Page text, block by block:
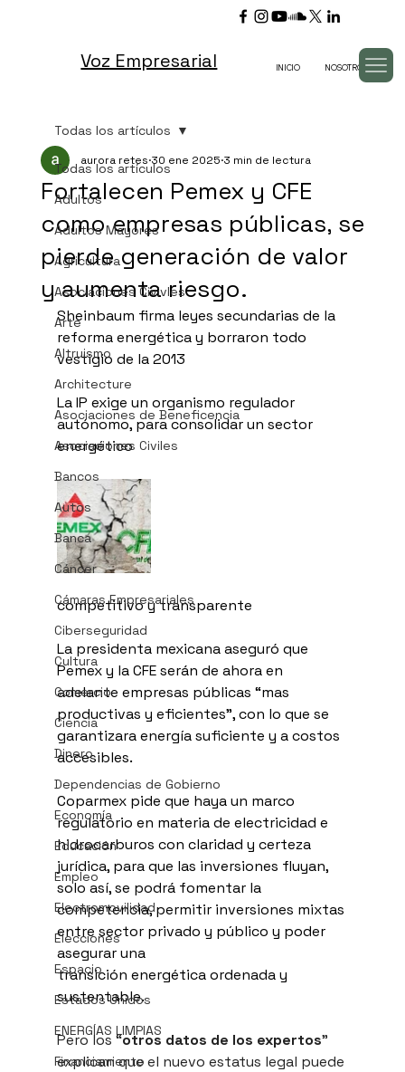
Voz Empresarial INICIO NOSOTROS
Todas los artículos
Adultos
Adultos Mayores
Agricultura
Asociaciones Civivles
Arte
Altruismo
Architecture
Asociaciones de Beneficencia
Asociaciones Civiles
Bancos
Autos
Banca
Cáncer
Cámaras Empresariales
Ciberseguridad
Cultura
Comercio
Ciencia
Dinero
Dependencias de Gobierno
Economía
Educación
Empleo
Electromovilidad
Elecciones
Espacio
Estados Unidos
ENERGÍAS LIMPIAS
Financiamiento
Todas los artículos
Fortalecen Pemex y CFE
como empresas públicas, se
pierde generación de valor
y aumenta riesgo.
aurora retes 30 ene 2025 3 min de lectura
Sheinbaum firma leyes secundarias de la
reforma energética y borraron todo
vestigio de la 2013
La IP exige un organismo regulador
autónomo, para consolidar un sector
energético
competitivo y transparente
La presidenta mexicana aseguró que
Pemex y la CFE serán de ahora en
adelante empresas públicas “mas
productivas y eficientes”, con lo que se
garantizara energía suficiente y a costos
accesibles.
Coparmex pide que haya un marco
regulatorio en materia de electricidad e
hidrocarburos con claridad y certeza
jurídica, para que las inversiones fluyan,
solo así, se podrá fomentar la
competencia, permitir inversiones mixtas
entre sector privado y público y poder
asegurar una
transición energética ordenada y
sustentable.
Pero los “otros datos de los expertos”
explican que el nuevo estatus legal puede